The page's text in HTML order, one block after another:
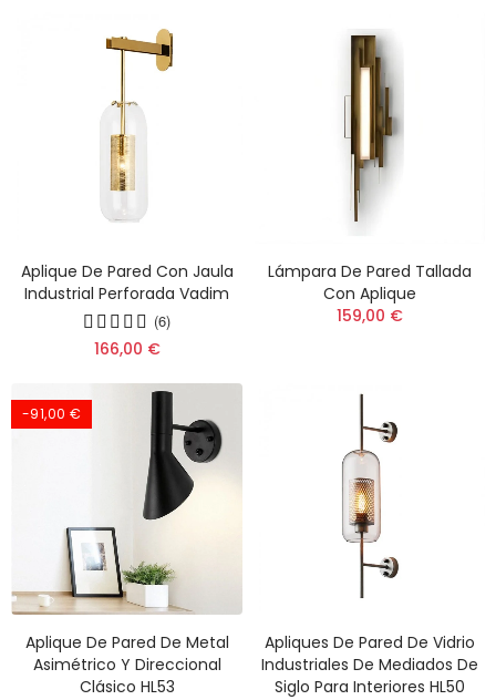
Aplique De Pared Con Jaula
Industrial Perforada Vadim
(6)
166,00 €
Lámpara De Pared Tallada
Con Aplique
159,00 €
-91,00 €
Aplique De Pared De Metal
Asimétrico Y Direccional
Clásico HL53
Apliques De Pared De Vidrio
Industriales De Mediados De
Siglo Para Interiores HL50